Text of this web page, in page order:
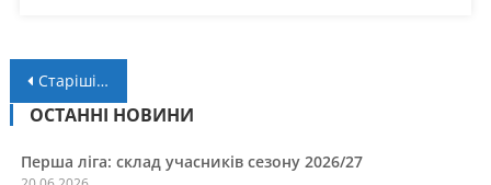
Навігація
за
записами
Старіші записи
ОСТАННІ НОВИНИ
Перша ліга: склад учасників сезону 2026/27